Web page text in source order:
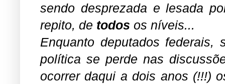
sendo desprezada e lesada
repito, de todos os níveis...
Enquanto deputados federais,
política se perde nas
ocorrer daqui a dois anos (!!!)